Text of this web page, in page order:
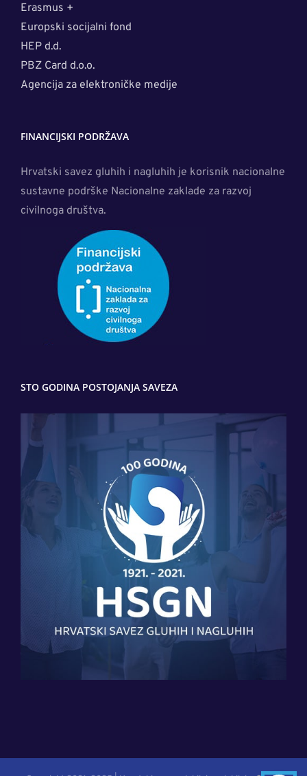
Erasmus +
Europski socijalni fond
HEP d.d.
PBZ Card d.o.o.
Agencija za elektroničke medije
FINANCIJSKI PODRŽAVA
Hrvatski savez gluhih i nagluhih je korisnik nacionalne
sustavne podrške Nacionalne zaklade za razvoj
civilnoga društva.
STO GODINA POSTOJANJA SAVEZA